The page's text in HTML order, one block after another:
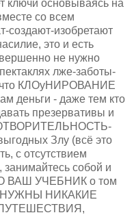
ключи основываясь на
со всем
создают-изобретают
это и есть
не нужно
лже-заботы-
что КЛОуНИРОВАНИЕ
деньги - даже тем кто
презервативы и
Злу (всё это
с отсутствием
занимайтесь собой и
ВАШ УЧЕБНИК о том
НУЖНЫ НИКАКИЕ